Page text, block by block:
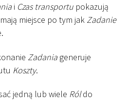
i Czas transportu pokazują
miejsce po tym jak Zadanie
Zadania generuje
Koszty.
jedną lub wiele Róldo